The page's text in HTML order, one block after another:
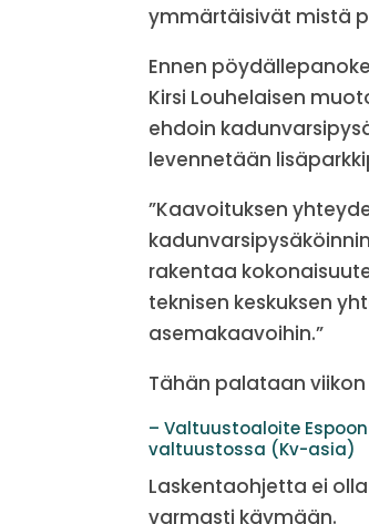
ymmärtäisivät mistä
Ennen
Kirsi Louhelaisen
ehdoin
levennetään
”Kaavoituksen
rakentaa
teknisen keskuksen
asemakaavoihin.”
Tähän palataan
– Valtuustoaloite
valtuustossa (Kv-asia)
Laskentaohjetta ei
varmasti käymään.